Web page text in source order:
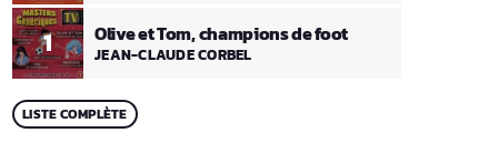
1 Olive et Tom, champions de foot
JEAN-CLAUDE CORBEL
LISTE COMPLÈTE